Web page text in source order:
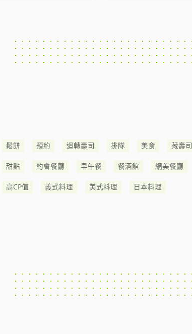
鬆餅 預約 迴轉壽司 排隊 美食 藏壽司
甜點 約會餐廳 早午餐 餐酒館 網美餐廳
高CP值 義式料理 美式料理 日本料理